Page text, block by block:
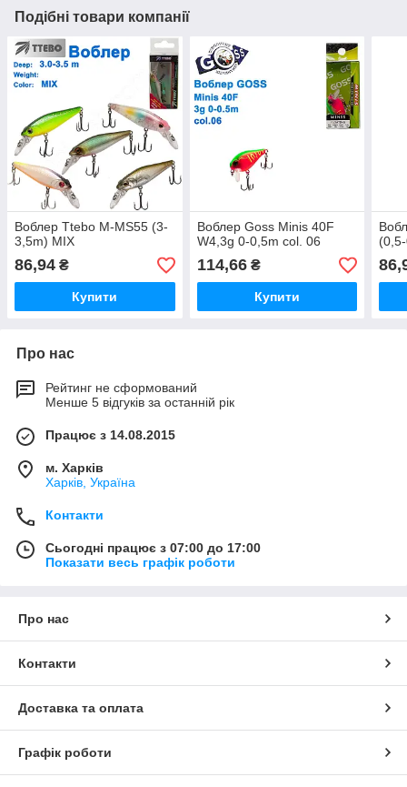
Подібні товари компанії
Воблер Ttebo M-MS55 (3-
3,5m) MIX
86,94 ₴
Купити
Воблер Goss Minis 40F
W4,3g 0-0,5m col. 06
114,66₴
Купити
Про нас
Рейтинг не сформований
Менше 5 відгуків за останній рік
Працює з 14.08.2015
м. Харків
Харків, Україна
Контакти
Сьогодні працює з 07:00 до 17:00
Показати весь графік роботи
Про нас
Контакти
Доставка та оплата
Графік роботи